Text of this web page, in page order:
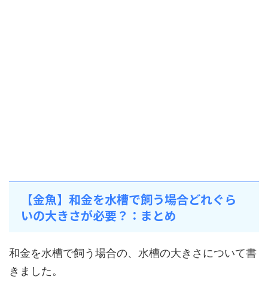
【金魚】和金を水槽で飼う場合どれぐら
いの大きさが必要？：まとめ
和金を水槽で飼う場合の、水槽の大きさについて書
きました。